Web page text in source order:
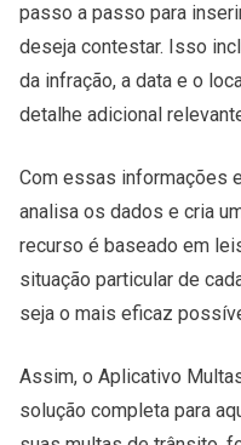
passo a passo para
deseja contestar. Isso
da infração, a data e o
detalhe adicional
Com essas informações
analisa os dados e cria
recurso é baseado em
situação particular de
seja o mais eficaz
Assim, o Aplicativo
solução completa para